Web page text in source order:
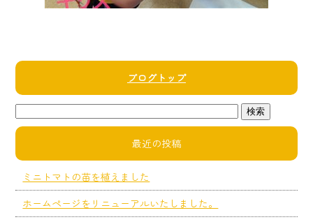
ブログトップ
最近の投稿
ミニトマトの苗を植えました
ホームページをリニューアルいたしました。